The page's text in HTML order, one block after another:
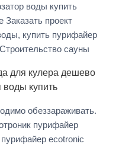
воды купить
Заказать проект
купить пурифайер
сауны
для кулера дешево
воды купить
обеззараживать.
пурифайер
ecotronic